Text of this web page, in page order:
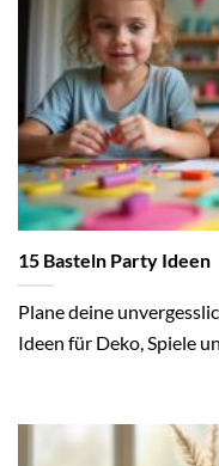
15 Basteln Party Ideen
Plane deine
Ideen für Deko, Spiele